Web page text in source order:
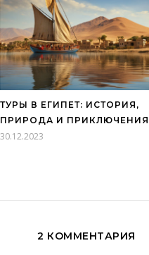
ТУРЫ В ЕГИПЕТ: ИСТОРИЯ,
ПРИРОДА И ПРИКЛЮЧЕНИЯ
30.12.2023
2 КОММЕНТАРИЯ